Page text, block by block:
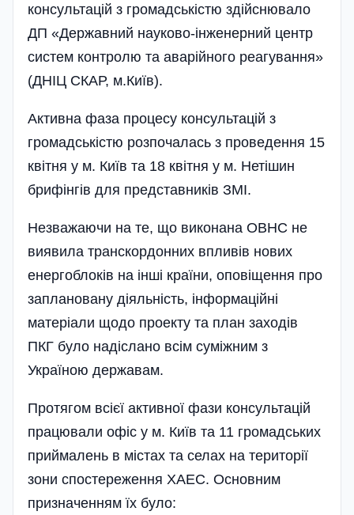
консультацій з громадськістю здійснювало
ДП «Державний науково-інженерний центр
систем контролю та аварійного реагування»
(ДНІЦ СКАР, м.Київ).
Активна фаза процесу консультацій з
громадськістю розпочалась з проведення 15
квітня у м. Київ та 18 квітня у м. Нетішин
брифінгів для представників ЗМІ.
Незважаючи на те, що виконана ОВНС не
виявила транскордонних впливів нових
енергоблоків на інші країни, оповіщення про
заплановану діяльність, інформаційні
матеріали щодо проекту та план заходів
ПКГ було надіслано всім суміжним з
Україною державам.
Протягом всієї активної фази консультацій
працювали офіс у м. Київ та 11 громадських
приймалень в містах та селах на території
зони спостереження ХАЕС. Основним
призначенням їх було: